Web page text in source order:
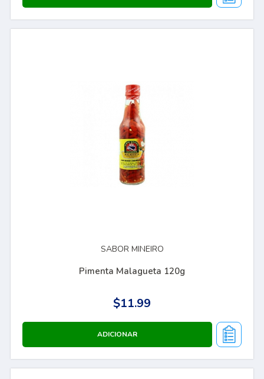
SABOR MINEIRO
Pimenta Malagueta 120g
$11.99